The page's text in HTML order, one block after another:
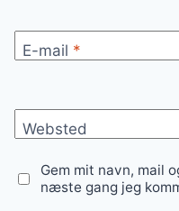
E-mail *
Websted
Gem mit navn, mail
næste gang jeg